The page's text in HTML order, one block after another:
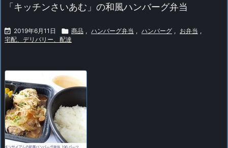
「キッチンさいあむ」の和風ハンバーグ弁当
 2019年6月11日  商品 , ハンバーグ弁当 , ハンバーグ , お弁当 ,
宅配、デリバリー、配達